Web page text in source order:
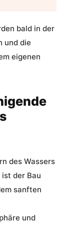
bald in der
und die
eigenen
des Wassers
der Bau
sanften
und